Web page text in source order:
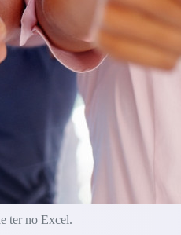
ter no Excel.